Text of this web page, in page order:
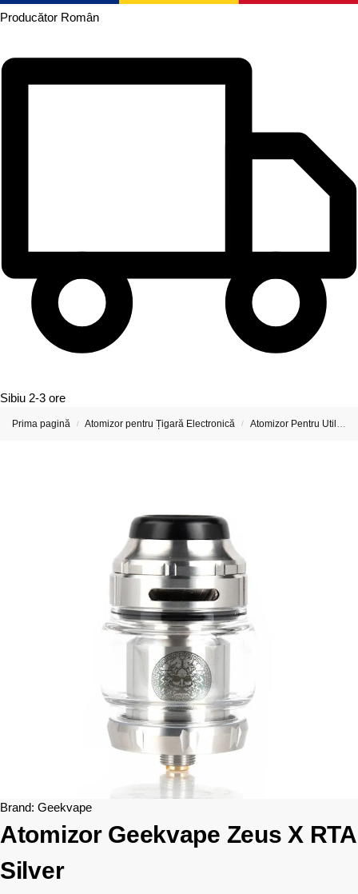
Producător Român
Sibiu 2-3 ore
Prima pagină / Atomizor pentru Țigară Electronică / Atomizor Pentru Utilizatori Avansați - Atomizor De Țigară Electronică
Brand: Geekvape
Atomizor Geekvape Zeus X RTA
Silver